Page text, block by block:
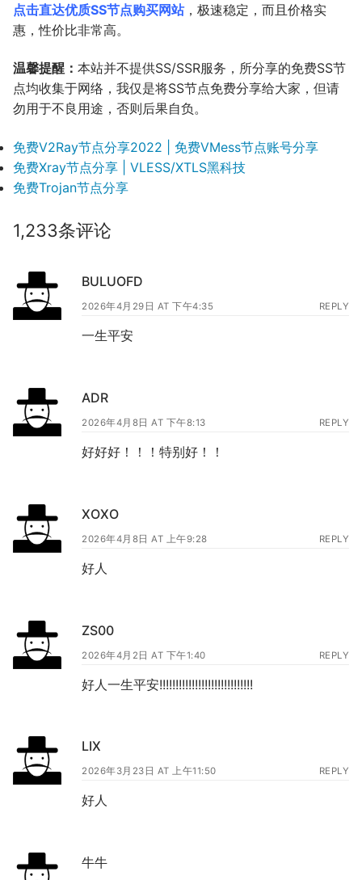
点击直达优质SS节点购买网站，极速稳定，而且价格实
惠，性价比非常高。
温馨提醒： 本站并不提供SS/SSR服务，所分享的免费SS节
点均收集于网络，我仅是将SS节点免费分享给大家，但请
勿用于不良用途，否则后果自负。
免费V2Ray节点分享2022 | 免费VMess节点账号分享
免费Xray节点分享 | VLESS/XTLS黑科技
免费Trojan节点分享
1,233条评论
BULUOFD
2026年4月29日 AT 下午4:35 REPLY
一生平安
ADR
2026年4月8日 AT 下午8:13 REPLY
好好好！！！特别好！！
XOXO
2026年4月8日 AT 上午9:28 REPLY
好人
ZS00
2026年4月2日 AT 下午1:40 REPLY
好人一生平安!!!!!!!!!!!!!!!!!!!!!!!!!!!!!
LIX
2026年3月23日 AT 上午11:50 REPLY
好人
牛牛